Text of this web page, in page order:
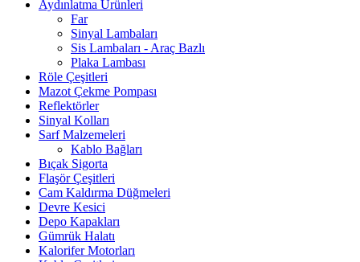
Aydınlatma Ürünleri
Far
Sinyal Lambaları
Sis Lambaları - Araç Bazlı
Plaka Lambası
Röle Çeşitleri
Mazot Çekme Pompası
Reflektörler
Sinyal Kolları
Sarf Malzemeleri
Kablo Bağları
Bıçak Sigorta
Flaşör Çeşitleri
Cam Kaldırma Düğmeleri
Devre Kesici
Depo Kapakları
Gümrük Halatı
Kalorifer Motorları